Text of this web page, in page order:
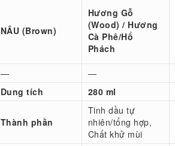
NÂU (Brown)
Hương Gỗ
(Wood) / Hương
Cà Phê/Hổ
Phách
— —
Dung tích
280 ml
Thành phần
Tinh dầu tự
nhiên/tổng hợp,
Chất khử mùi